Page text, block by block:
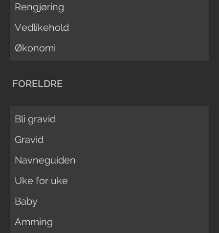
Rengjøring
Vedlikehold
Økonomi
FORELDRE
Bli gravid
Gravid
Navneguiden
Uke for uke
Baby
Amming